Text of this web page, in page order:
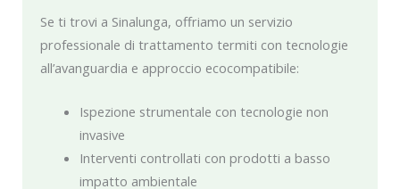
Se ti trovi a Sinalunga, offriamo un servizio
professionale di trattamento termiti con tecnologie
all’avanguardia e approccio ecocompatibile:
Ispezione strumentale con tecnologie non
invasive
Interventi controllati con prodotti a basso
impatto ambientale